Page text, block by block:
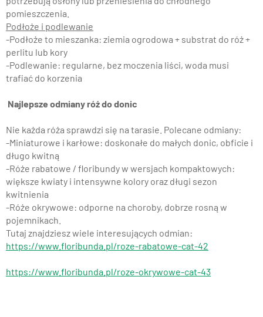
pomieszczenia.
Podłoże i podlewanie
-Podłoże to mieszanka: ziemia ogrodowa + substrat do róż +
perlitu lub kory
-Podlewanie: regularne, bez moczenia liści, woda musi
trafiać do korzenia
Najlepsze odmiany róż do donic
Nie każda róża sprawdzi się na tarasie. Polecane odmiany:
-Miniaturowe i karłowe: doskonałe do małych donic, obficie i
długo kwitną
-Róże rabatowe / floribundy w wersjach kompaktowych:
większe kwiaty i intensywne kolory oraz długi sezon
kwitnienia
-Róże okrywowe: odporne na choroby, dobrze rosną w
pojemnikach.
Tutaj znajdziesz wiele interesujących odmian:
https://www.floribunda.pl/roze-rabatowe-cat-42
https://www.floribunda.pl/roze-okrywowe-cat-43